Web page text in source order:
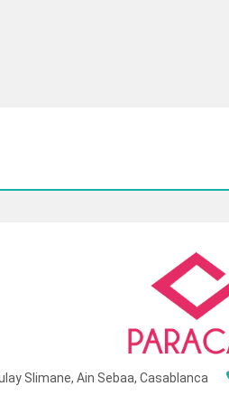
Slimane, Ain Sebaa, Casablanca